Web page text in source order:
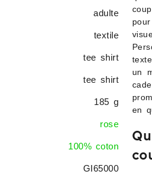
adulte
textile
tee shirt
tee shirt
185 g
rose
100% coton
GI65000
un
en